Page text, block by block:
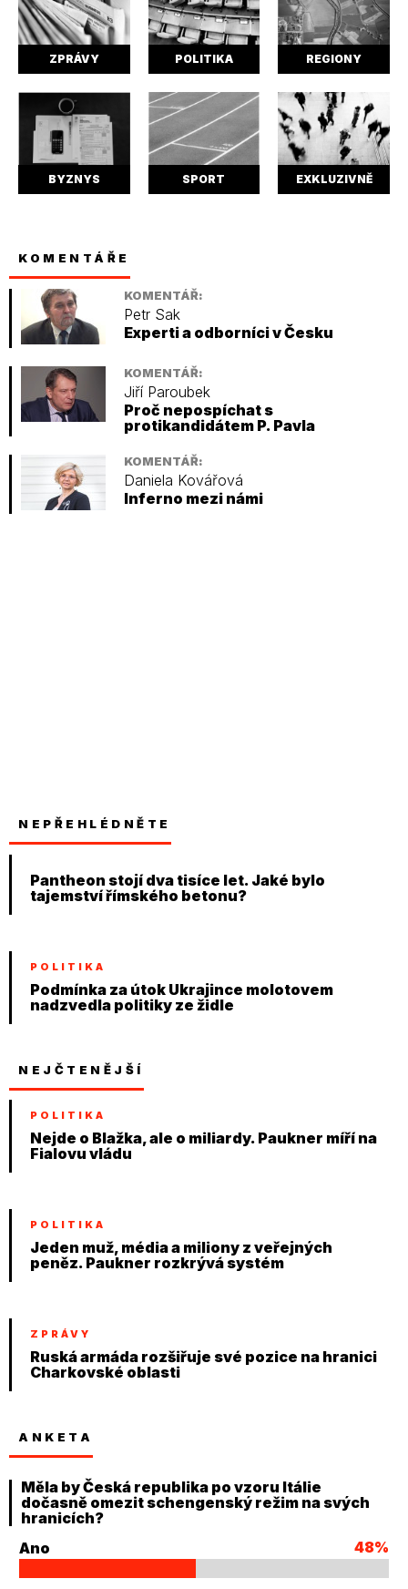
ZPRÁVY POLITIKA REGIONY
BYZNYS SPORT EXKLUZIVNĚ
KOMENTÁŘE
KOMENTÁŘ:
Petr Sak
Experti a odborníci v Česku
KOMENTÁŘ:
Jiří Paroubek
Proč nepospíchat s
protikandidátem P. Pavla
KOMENTÁŘ:
Daniela Kovářová
Inferno mezi námi
NEPŘEHLÉDNĚTE
Pantheon stojí dva tisíce let. Jaké bylo
tajemství římského betonu?
POLITIKA
Podmínka za útok Ukrajince molotovem
nadzvedla politiky ze židle
NEJČTENĚJŠÍ
POLITIKA
Nejde o Blažka, ale o miliardy. Paukner míří na
Fialovu vládu
POLITIKA
Jeden muž, média a miliony z veřejných
peněz. Paukner rozkrývá systém
ZPRÁVY
Ruská armáda rozšiřuje své pozice na hranici
Charkovské oblasti
ANKETA
Měla by Česká republika po vzoru Itálie
dočasně omezit schengenský režim na svých
hranicích?
Ano
48%